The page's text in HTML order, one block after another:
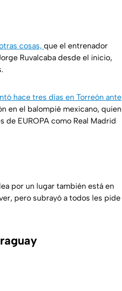
cosas, que el entrenador
Ruvalcaba desde el inicio,
hace tres días en Torreón ante
en el balompié mexicano, quien
EUROPA como Real Madrid
por un lugar también está en
pero subrayó a todos les pide